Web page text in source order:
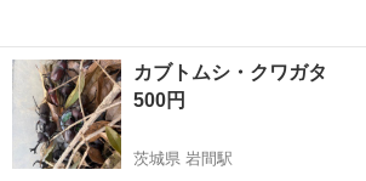
カブトムシ・クワガタ
500円
茨城県 岩間駅